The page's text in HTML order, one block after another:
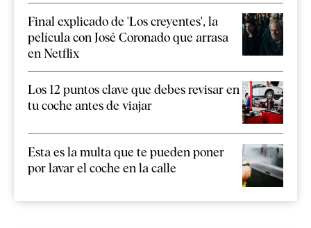
Final explicado de 'Los creyentes', la
película con José Coronado que arrasa
en Netflix
Los 12 puntos clave que debes revisar en
tu coche antes de viajar
Esta es la multa que te pueden poner
por lavar el coche en la calle